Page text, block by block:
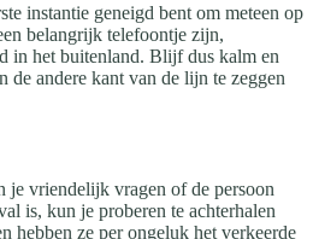
instantie geneigd bent om meteen op
belangrijk telefoontje zijn,
in het buitenland. Blijf dus kalm en
de andere kant van de lijn te zeggen
je vriendelijk vragen of de persoon
is, kun je proberen te achterhalen
hebben ze per ongeluk het verkeerde